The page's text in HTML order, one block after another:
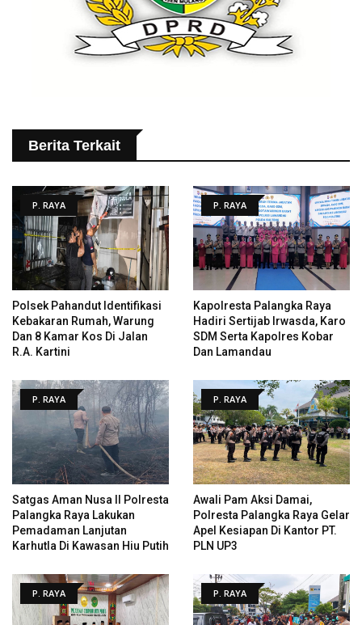
Berita Terkait
P. RAYA
Polsek Pahandut Identifikasi
Kebakaran Rumah, Warung
Dan 8 Kamar Kos Di Jalan
R.A. Kartini
P. RAYA
Kapolresta Palangka Raya
Hadiri Sertijab Irwasda, Karo
SDM Serta Kapolres Kobar
Dan Lamandau
P. RAYA
Satgas Aman Nusa II Polresta
Palangka Raya Lakukan
Pemadaman Lanjutan
Karhutla Di Kawasan Hiu Putih
P. RAYA
Awali Pam Aksi Damai,
Polresta Palangka Raya Gelar
Apel Kesiapan Di Kantor PT.
PLN UP3
P. RAYA P. RAYA